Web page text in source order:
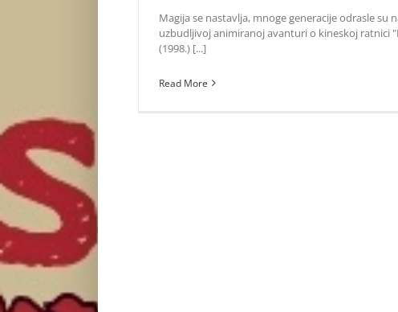
Magija se nastavlja, mnoge generacije odrasle su
uzbudljivoj animiranoj avanturi o kineskoj ratnici
(1998.) [...]
Read More